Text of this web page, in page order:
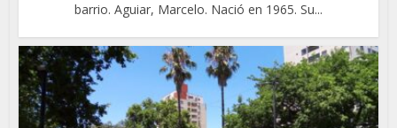
barrio. Aguiar, Marcelo. Nació en 1965. Su...